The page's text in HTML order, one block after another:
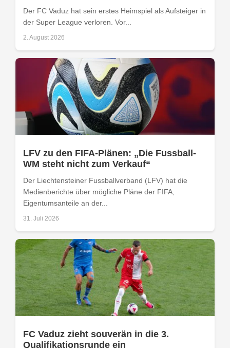
Der FC Vaduz hat sein erstes Heimspiel als Aufsteiger in
der Super League verloren. Vor...
2. August 2026
LFV zu den FIFA-Plänen: „Die Fussball-
WM steht nicht zum Verkauf“
Der Liechtensteiner Fussballverband (LFV) hat die
Medienberichte über mögliche Pläne der FIFA,
Eigentumsanteile an der...
31. Juli 2026
FC Vaduz zieht souverän in die 3.
Qualifikationsrunde ein